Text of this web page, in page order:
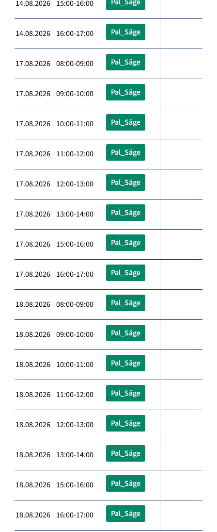
14.08.2026 15:00-16:00
14.08.2026 16:00-17:00 Pal_Säge
17.08.2026 08:00-09:00 Pal_Säge
17.08.2026 09:00-10:00 Pal_Säge
17.08.2026 10:00-11:00 Pal_Säge
17.08.2026 11:00-12:00 Pal_Säge
17.08.2026 12:00-13:00 Pal_Säge
17.08.2026 13:00-14:00 Pal_Säge
17.08.2026 15:00-16:00 Pal_Säge
17.08.2026 16:00-17:00 Pal_Säge
18.08.2026 08:00-09:00 Pal_Säge
18.08.2026 09:00-10:00 Pal_Säge
18.08.2026 10:00-11:00 Pal_Säge
18.08.2026 11:00-12:00 Pal_Säge
18.08.2026 12:00-13:00 Pal_Säge
18.08.2026 13:00-14:00 Pal_Säge
18.08.2026 15:00-16:00 Pal_Säge
18.08.2026 16:00-17:00 Pal_Säge